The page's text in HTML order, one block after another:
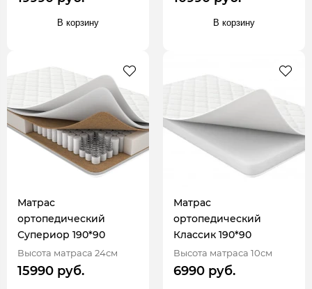
В корзину В корзину
Матрас
ортопедический
Супериор 190*90
Высота матраса 24см
15990 руб.
Матрас
ортопедический
Классик 190*90
Высота матраса 10см
6990 руб.